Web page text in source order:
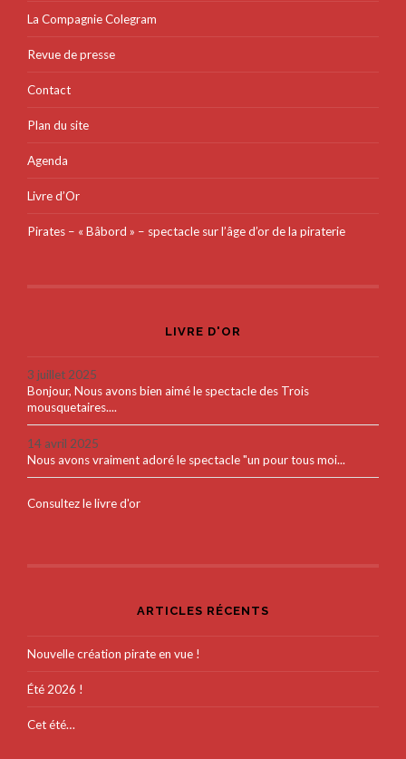
La Compagnie Colegram
Revue de presse
Contact
Plan du site
Agenda
Livre d’Or
Pirates – « Bâbord » – spectacle sur l’âge d’or de la piraterie
LIVRE D'OR
3 juillet 2025
Bonjour, Nous avons bien aimé le spectacle des Trois
mousquetaires....
14 avril 2025
Nous avons vraiment adoré le spectacle "un pour tous moi...
Consultez le livre d'or
ARTICLES RÉCENTS
Nouvelle création pirate en vue !
Été 2026 !
Cet été…